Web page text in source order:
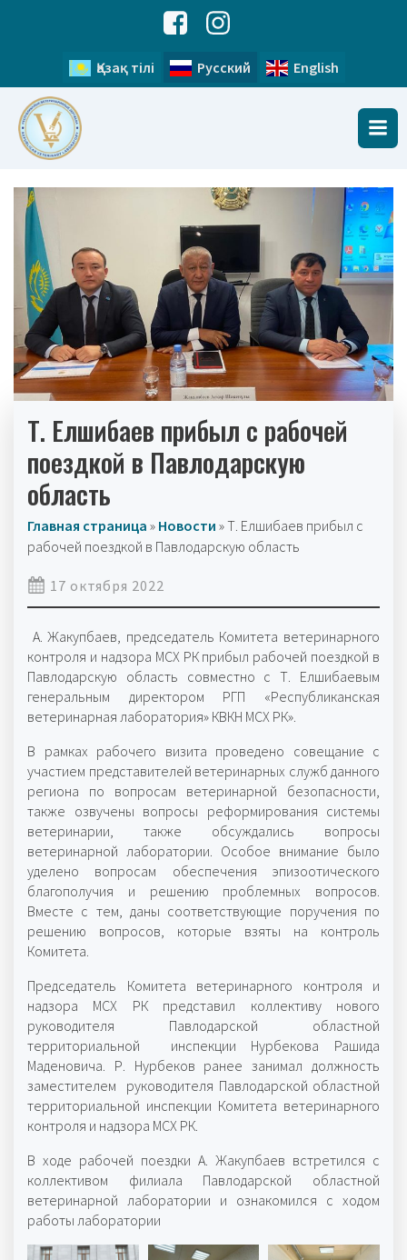
Қазақ тілі Русский English
Т. Елшибаев прибыл с рабочей
поездкой в Павлодарскую
область
Главная страница » Новости »Т. Елшибаев прибыл с
рабочей поездкой в Павлодарскую область
17 октября 2022
А. Жакупбаев, председатель Комитета ветеринарного
контроля и надзора МСХ РК прибыл рабочей поездкой в
Павлодарскую область совместно с Т. Елшибаевым
генеральным директором РГП «Республиканская
ветеринарная лаборатория» КВКН МСХ РК».
В рамках рабочего визита проведено совещание с
участием представителей ветеринарных служб данного
региона по вопросам ветеринарной безопасности,
также озвучены вопросы реформирования системы
ветеринарии, также обсуждались вопросы
ветеринарной лаборатории. Особое внимание было
уделено вопросам обеспечения эпизоотического
благополучия и решению проблемных вопросов.
Вместе с тем, даны соответствующие поручения по
решению вопросов, которые взяты на контроль
Комитета.
Председатель Комитета ветеринарного контроля и
надзора МСХ РК представил коллективу нового
руководителя Павлодарской областной
территориальной инспекции Нурбекова Рашида
Маденовича. Р. Нурбеков ранее занимал должность
заместителем руководителя Павлодарской областной
территориальной инспекции Комитета ветеринарного
контроля и надзора МСХ РК.
В ходе рабочей поездки А. Жакупбаев встретился с
коллективом филиала Павлодарской областной
ветеринарной лаборатории и ознакомился с ходом
работы лаборатории